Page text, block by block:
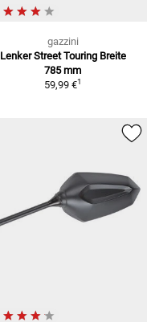
gazzini
Lenker Street Touring Breite
785 mm
59,99 €1